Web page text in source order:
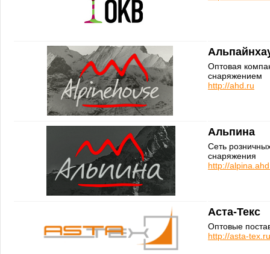
Оптовая
снаряжением
http://ahd.ru
Альпина
Сеть
снаряжения
http://
Аста-Текс
Оптовые
http://asta-tex.ru